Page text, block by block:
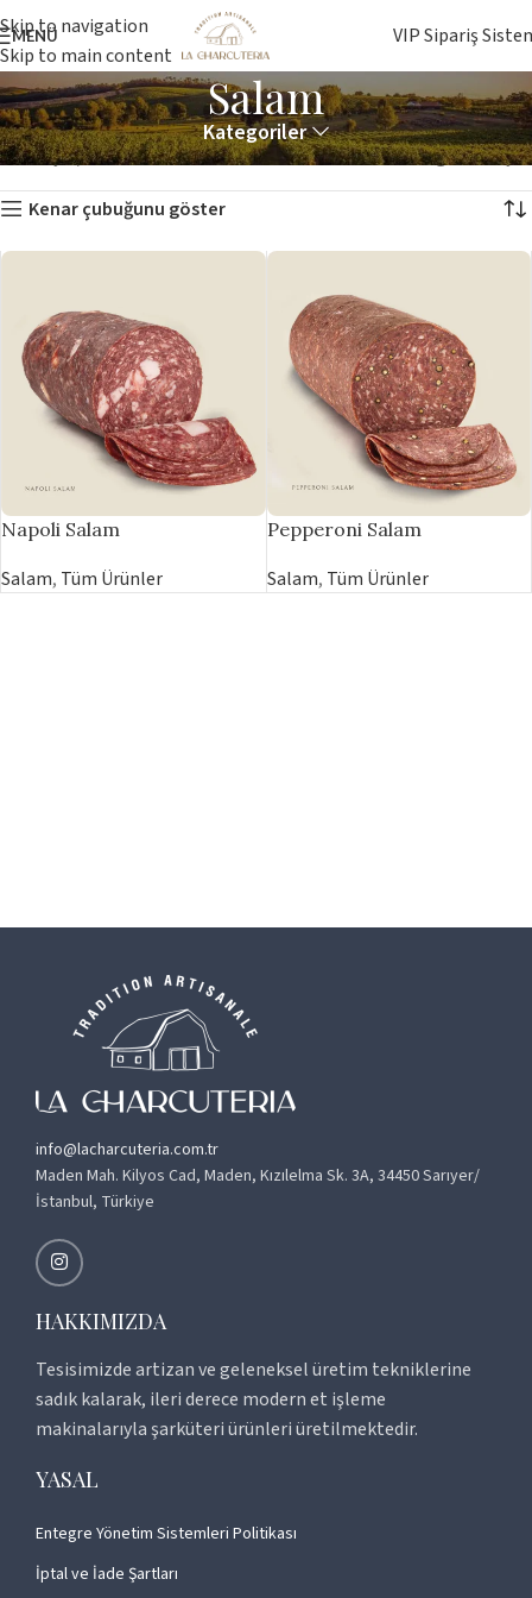
Skip to navigation
Skip to main content
MENÜ VIP Sipariş
Salam
Kategoriler
Ana Sayfa Salam
2 sonucun tümü gösteriliyor
Kenar çubuğunu göster
Napoli Salam
Salam, Tüm Ürünler
Pepperoni Salam
Salam, Tüm Ürünler
info@lacharcuteria.com.tr
Maden Mah. Kilyos Cad, Maden, Kızılelma Sk. 3A, 34450 Sarıyer/
İstanbul, Türkiye
HAKKIMIZDA
Tesisimizde artizan ve geleneksel üretim tekniklerine
sadık kalarak, ileri derece modern et işleme
makinalarıyla şarküteri ürünleri üretilmektedir.
YASAL
Entegre Yönetim Sistemleri Politikası
İptal ve İade Şartları